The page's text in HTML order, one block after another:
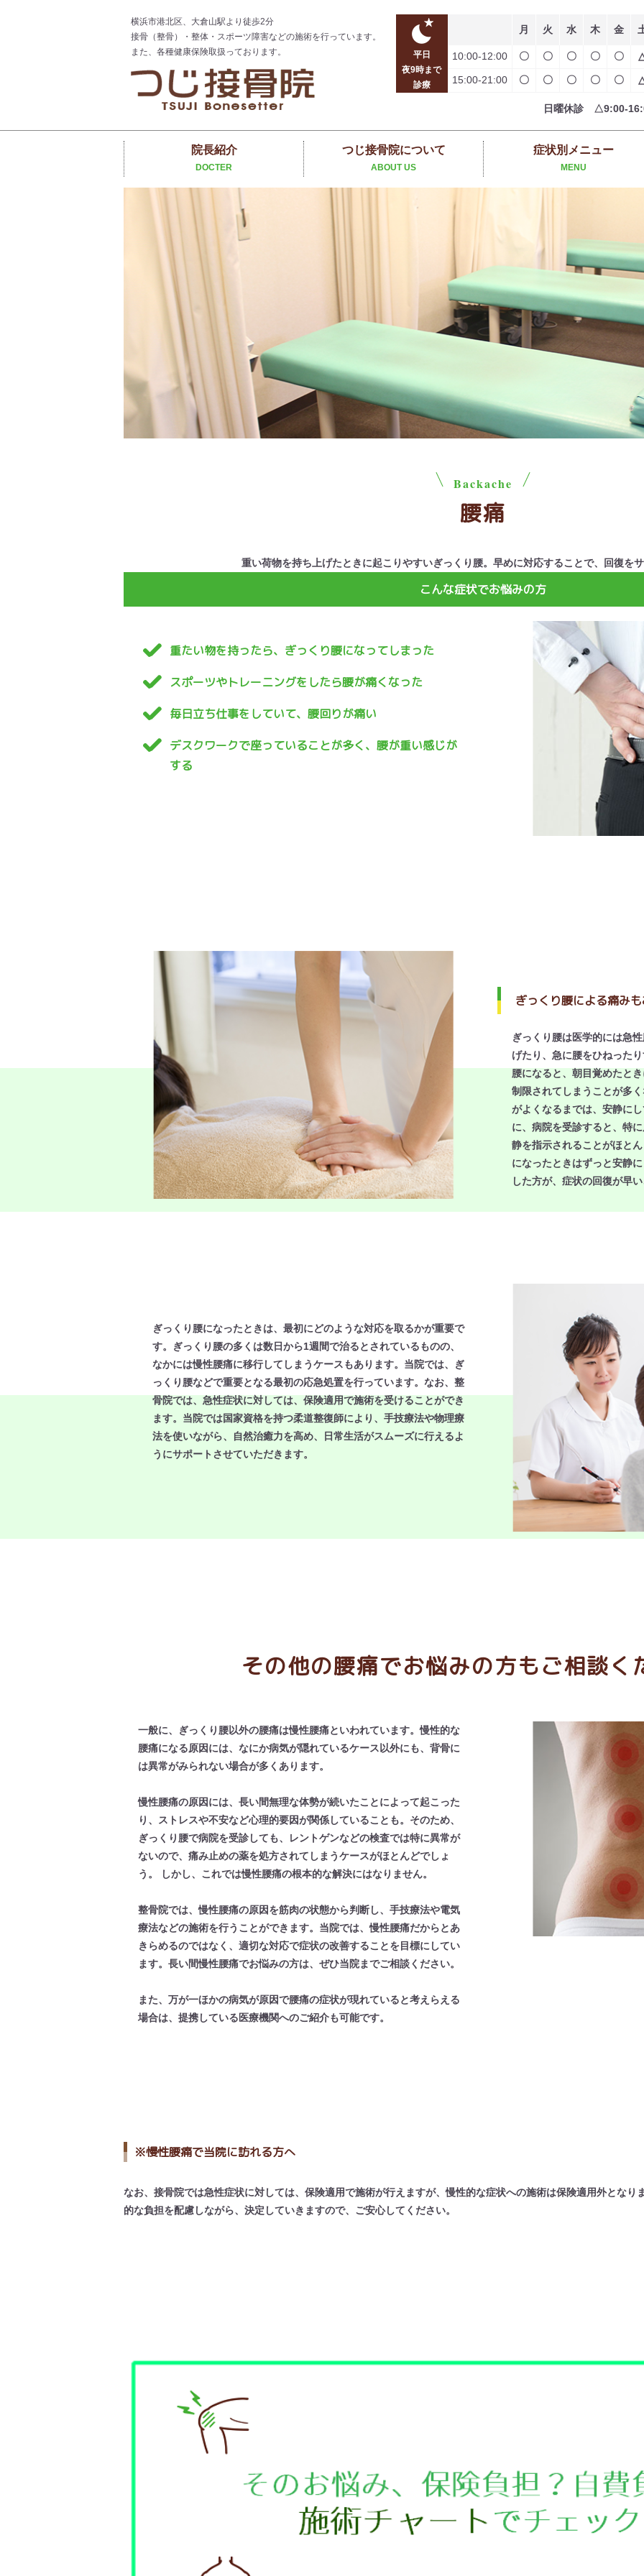
横浜市港北区、大倉山駅より徒歩2分
接骨（整骨）・整体・スポーツ障害などの施術を行っています。
また、各種健康保険取扱っております。
平日
夜9時まで
診療
月 火 水 木 金
10:00-12:00 〇 〇 〇 〇 〇
15:00-21:00 〇 〇 〇 〇 〇
日曜休診 △9:00-
院長紹介
DOCTER
つじ接骨院について
ABOUT US
症状別メニュー
MENU
交通事故のケガ
スポーツ障害
肩の痛み
腰痛
足・膝の痛み
姿勢改善
パーソナルトレーニング
ヨガ
Backache
腰痛
重い荷物を持ち上げたときに起こりやすいぎっくり腰。早めに対応することで、回復を
こんな症状でお悩みの方
重たい物を持ったら、ぎっくり腰になってしまった
スポーツやトレーニングをしたら腰が痛くなった
毎日立ち仕事をしていて、腰回りが痛い
デスクワークで座っていることが多く、腰が重い感じが
する
ぎっくり腰による痛み
ぎっくり腰は医学的には急
げたり、急に腰をひねった
腰になると、朝目覚めたと
制限されてしまうことが多
がよくなるまでは、安静に
に、病院を受診すると、特
静を指示されることがほと
になったときはずっと安静
した方が、症状の回復が早
ぎっくり腰になったときは、最初にどのような対応を取るかが重要で
す。ぎっくり腰の多くは数日から1週間で治るとされているものの、
なかには慢性腰痛に移行してしまうケースもあります。当院では、ぎ
っくり腰などで重要となる最初の応急処置を行っています。なお、整
骨院では、急性症状に対しては、保険適用で施術を受けることができ
ます。当院では国家資格を持つ柔道整復師により、手技療法や物理療
法を使いながら、自然治癒力を高め、日常生活がスムーズに行えるよ
うにサポートさせていただきます。
その他の腰痛でお悩みの方もご相談く
一般に、ぎっくり腰以外の腰痛は慢性腰痛といわれています。慢性的な
腰痛になる原因には、なにか病気が隠れているケース以外にも、背骨に
は異常がみられない場合が多くあります。
慢性腰痛の原因には、長い間無理な体勢が続いたことによって起こった
り、ストレスや不安など心理的要因が関係していることも。そのため、
ぎっくり腰で病院を受診しても、レントゲンなどの検査では特に異常が
ないので、痛み止めの薬を処方されてしまうケースがほとんどでしょ
う。 しかし、これでは慢性腰痛の根本的な解決にはなりません。
整骨院では、慢性腰痛の原因を筋肉の状態から判断し、手技療法や電気
療法などの施術を行うことができます。当院では、慢性腰痛だからとあ
きらめるのではなく、適切な対応で症状の改善することを目標にしてい
ます。長い間慢性腰痛でお悩みの方は、ぜひ当院までご相談ください。
また、万が一ほかの病気が原因で腰痛の症状が現れていると考えらえる
場合は、提携している医療機関へのご紹介も可能です。
※慢性腰痛で当院に訪れる方へ
なお、接骨院では急性症状に対しては、保険適用で施術が行えますが、慢性的な症状への施術は保険適用外となり
的な負担を配慮しながら、決定していきますので、ご安心してください。